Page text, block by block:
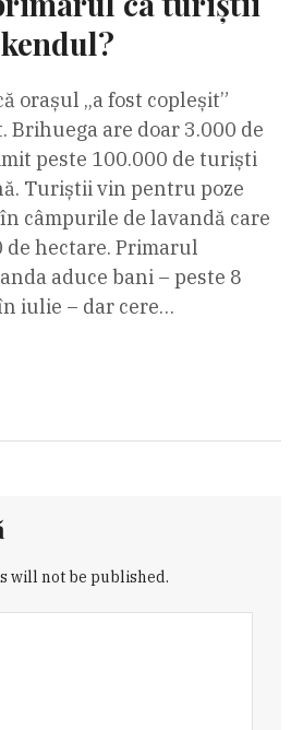
orașul „a fost copleșit”
are doar 3.000 de
peste 100.000 de turiști
Turiștii vin pentru poze
câmpurile de lavandă care
de hectare. Primarul
aduce bani – peste 8
iulie – dar cere…
will not be published.